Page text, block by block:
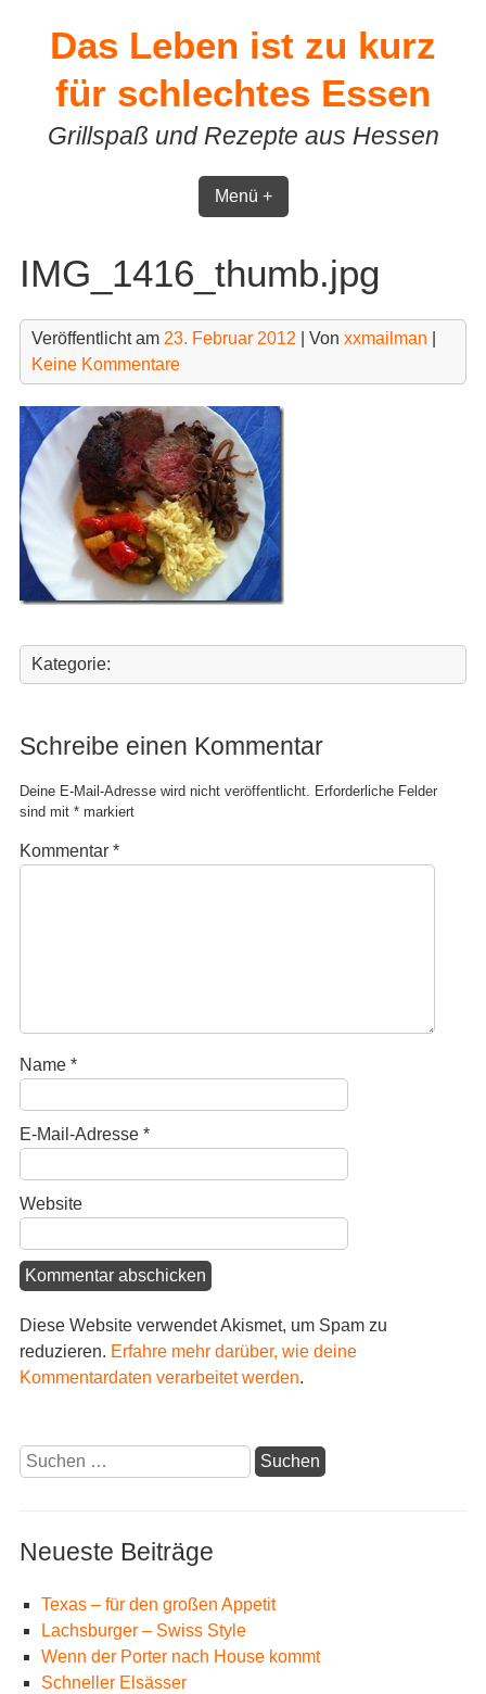
contentDas Leben ist zu kurz
für schlechtes Essen
Grillspaß und Rezepte aus Hessen
Menü +
IMG_1416_thumb.jpg
Veröffentlicht am 23. Februar 2012 | Von xxmailman
Keine Kommentare
Kategorie:
Schreibe einen Kommentar
Deine E-Mail-Adresse wird nicht veröffentlicht. Erforderliche Felder
sind mit *markiert
Kommentar *
Name *
E-Mail-Adresse *
Website
Diese Website verwendet Akismet, um Spam zu
reduzieren. Erfahre mehr darüber, wie deine
Kommentardaten verarbeitet werden.
Suchen
nach:
Neueste Beiträge
Texas – für den großen Appetit
Lachsburger – Swiss Style
Wenn der Porter nach House kommt
Schneller Elsässer